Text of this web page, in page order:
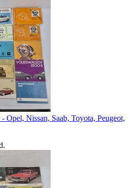
Opel, Nissan, Saab, Toyota, Peugeot,
.